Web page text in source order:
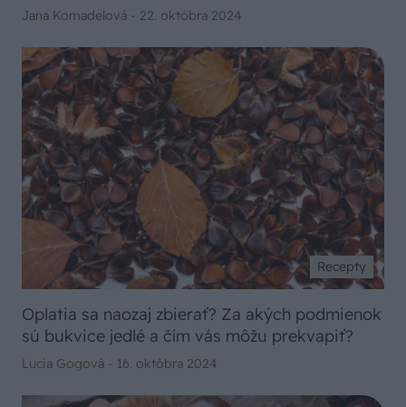
Jana Komadelová - 22. októbra 2024
Recepty
Oplatia sa naozaj zbierať? Za akých podmienok
sú bukvice jedlé a čím vás môžu prekvapiť?
Lucia Gogová - 16. októbra 2024